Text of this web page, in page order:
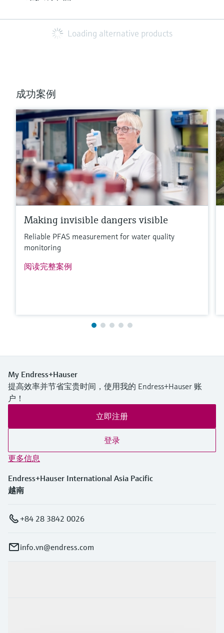
Loading alternative products
成功案例
Making invisible dangers visible
Reliable PFAS measurement for water quality
monitoring
阅读完整案例
My Endress+Hauser
提高效率并节省宝贵时间，使用我的 Endress+Hauser 账
户！
立即注册
登录
更多信息
Endress+Hauser International Asia Pacific
越南
+84 28 3842 0026
info.vn@endress.com